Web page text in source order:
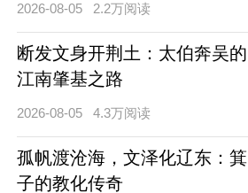
2026-08-05 2.2万阅读
断发文身开荆土：太伯奔吴的
江南肇基之路
2026-08-05 4.3万阅读
孤帆渡沧海，文泽化辽东：箕
子的教化传奇